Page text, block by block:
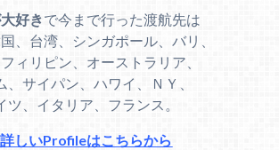
好きで今まで行った渡航先は
、台湾、シンガポール、バリ、
ィリピン、オーストラリア、
、サイパン、ハワイ、ＮＹ、
ツ、イタリア、フランス。
しいProfileはこちらから